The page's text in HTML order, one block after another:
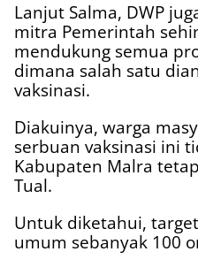
Lanjut Salma, DWP
mitra Pemerintah
mendukung semua
dimana salah satu
vaksinasi.
Diakuinya, warga
serbuan vaksinasi ini
Kabupaten Malra
Tual.
Untuk diketahui,
umum sebanyak 100